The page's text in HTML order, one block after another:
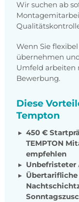
Wir suchen ab
Wenn Sie
übernehmen
Umfeld arbeiten
Bewerbung.
Diese
Tempton
450 €
TEMPTON
empfehlen
Unbefristeter
Übertarifliche